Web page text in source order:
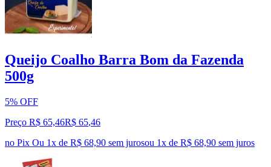
Queijo Coalho Barra Bom da Fazenda
500g
5% OFF
Preço R$ 65,46R$ 65,46
no Pix Ou 1x de R$ 68,90 sem jurosou 1x de R$ 68,90 sem juros